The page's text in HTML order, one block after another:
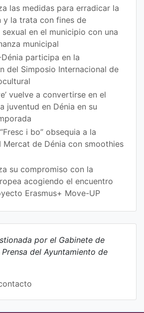
las medidas para erradicar la
y la trata con fines de
en el municipio con una
municipal
participa en la
del Simposio Internacional de
vuelve a convertirse en el
juventud en Dénia en su
i bo” obsequia a la
Mercat de Dénia con smoothies
su compromiso con la
acogiendo el encuentro
Erasmus+ Move-UP
por el Gabinete de
del Ayuntamiento de